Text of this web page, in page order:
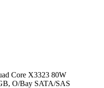
Core X3323 80W
O/Bay SATA/SAS